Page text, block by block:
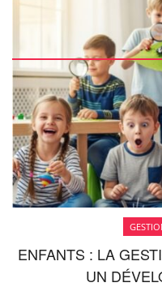
ENFANTS : LA
UN